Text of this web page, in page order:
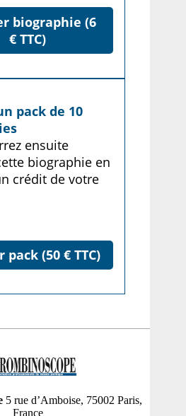
biographie (6
€ TTC)
pack de 10
ensuite
biographie en
crédit de votre
pack (50 € TTC)
5 rue d’Amboise, 75002 Paris,
France